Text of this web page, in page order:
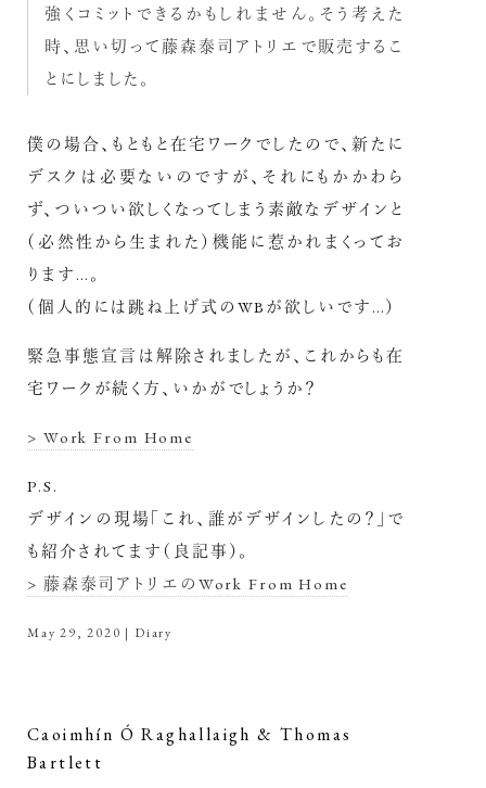
強くコミットできるかもしれません。そう考えた
時、思い切って藤森泰司アトリエで販売するこ
とにしました。
僕の場合、もともと在宅ワークでしたので、新たに
デスクは必要ないのですが、それにもかかわら
ず、ついつい欲しくなってしまう素敵なデザインと
（必然性から生まれた）機能に惹かれまくってお
ります…。
（個人的には跳ね上げ式のWBが欲しいです…）
緊急事態宣言は解除されましたが、これからも在
宅ワークが続く方、いかがでしょうか？
> Work From Home
P.S.
デザインの現場「これ、誰がデザインしたの？」で
も紹介されてます（良記事）。
> 藤森泰司アトリエのWork From Home
May 29, 2020 | Diary
Caoimhín Ó Raghallaigh & Thomas
Bartlett